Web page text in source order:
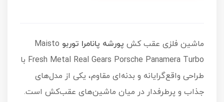
ماشین فلزی عقب کش پورشه پانامرا توربو Maisto
Fresh Metal Real Gears Porsche Panamera Turbo با
طراحی واقع‌گرایانه و بدنه‌ای مقاوم، یکی از مدل‌های
جذاب و پرطرفدار در میان ماشین‌های عقب‌کش است.